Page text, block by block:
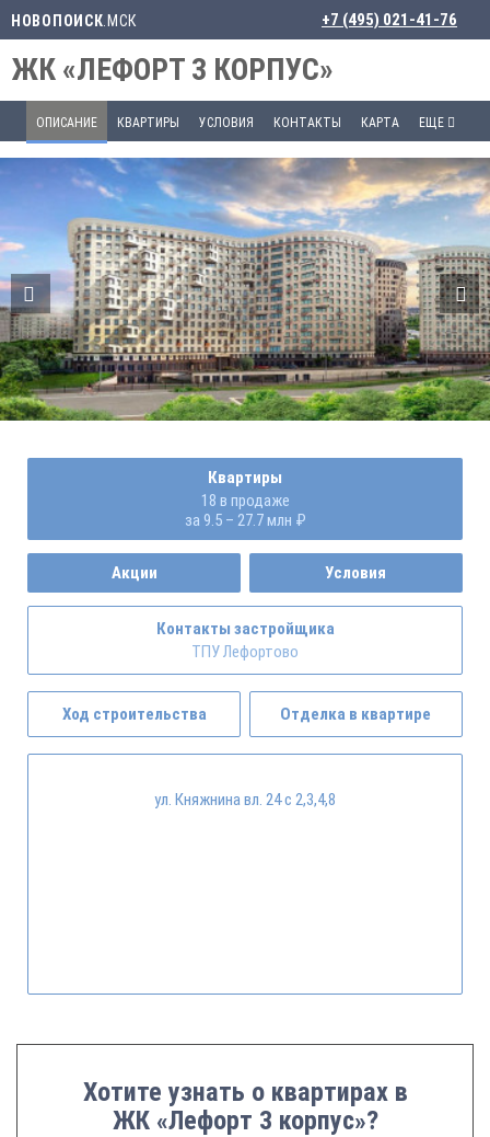
НОВОПОИСК .МСК +7 (495) 021-41-76
ЖК «ЛЕФОРТ 3 КОРПУС»
ОПИСАНИЕ КВАРТИРЫ УСЛОВИЯ КОНТАКТЫ КАРТА ЕЩЕ
Квартиры
18 в продаже
за 9.5 – 27.7 млн ₽
Акции Условия
Контакты застройщика
ТПУ Лефортово
Ход строительства Отделка в квартире
ул. Княжнина вл. 24 с 2,3,4,8
Хотите узнать о квартирах в
ЖК «Лефорт 3 корпус»?